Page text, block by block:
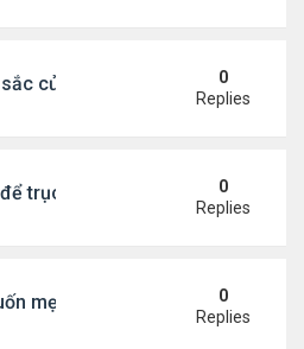
của Thẩm Thuý Hằng0
Replies
trục lợi bảo hiểm
0
Replies
mẹ thua kém người khác"
0
Replies